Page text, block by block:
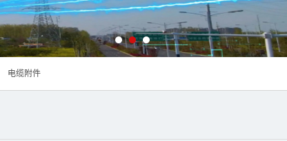
电缆附件